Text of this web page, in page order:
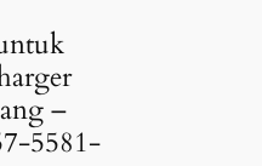
–
5581-